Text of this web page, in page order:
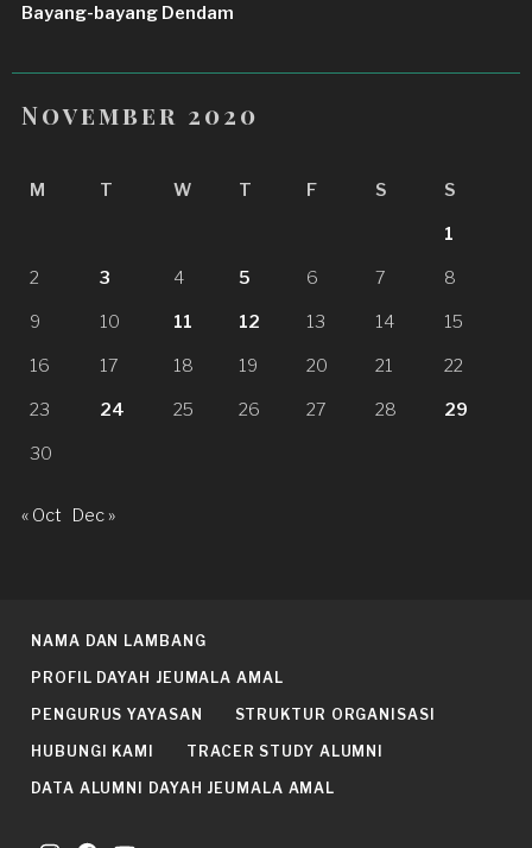
Bayang-bayang Dendam
November 2020
M T W T F S S
1
2 3 4 5 6 7 8
9 10 11 12 13 14 15
16 17 18 19 20 21 22
23 24 25 26 27 28 29
30
« Oct Dec »
NAMA DAN LAMBANG
PROFIL DAYAH JEUMALA AMAL
PENGURUS YAYASAN STRUKTUR ORGANISASI
HUBUNGI KAMI TRACER STUDY ALUMNI
DATA ALUMNI DAYAH JEUMALA AMAL